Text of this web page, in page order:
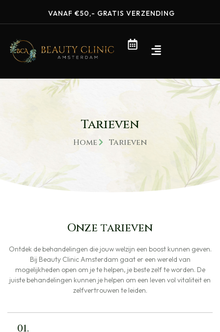
VANAF €50,- GRATIS VERZENDING
Tarieven
Home Tarieven
Onze tarieven
Ontdek de behandelingen die jouw welzijn een boost kunnen geven.
Bij Beauty Clinic Amsterdam gaat er een wereld van
mogelijkheden open om je te helpen, je beste zelf te worden. De
juiste behandelingen kunnen je helpen om een leven vol vitaliteit en
zelfvertrouwen te leiden.
01.